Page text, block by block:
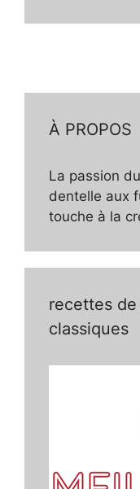
À PROPOS
La passion
dentelle aux
touche à la
recettes
classiques